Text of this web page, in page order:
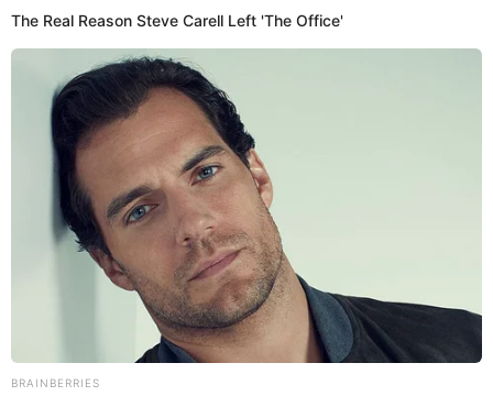
El 'Loco' Vargas enciende las alarmas al
posar con lideresa de Somos Perú:
¿Postulará al Congreso?
La presidenta de Somos Perú compartió en sus redes
sociales una imagen en la que aparece junto al
exfutbolista Juan Manuel Vargas, popularmente conocido
como el 'Loco' Vargas, en su despacho. La publicación fue
acompañada por un mensaje que resalta la unión y la
fortaleza: "Con el loco Vargas. Juntos somos fuertes. Un
solo corazón". Sin embargo, muchos usuarios recordaron
su entrevista con Jefferson Farfán donde mostró su
interés en postular a la alcaldía de Magdalena del Mar, por
lo que, todo apuntaría que 'El Loco' buscaría cumplir este
sueño de la mano del 'partido del corazón'.